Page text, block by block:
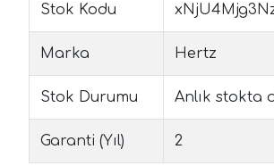
Stok Kodu
Marka Hertz
Stok Durumu Anlık stokta
Garanti (Yıl) 2